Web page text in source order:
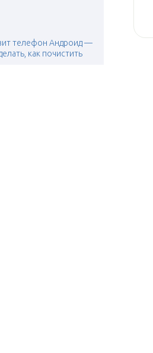
телефон Андроид —
как почистить